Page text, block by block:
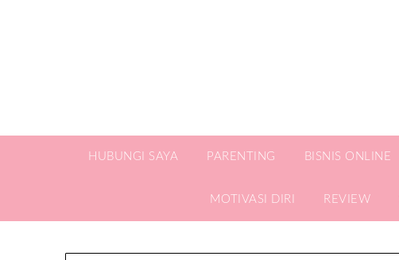
HUBUNGI SAYA PARENTING BISNIS ONLINE
MOTIVASI DIRI REVIEW